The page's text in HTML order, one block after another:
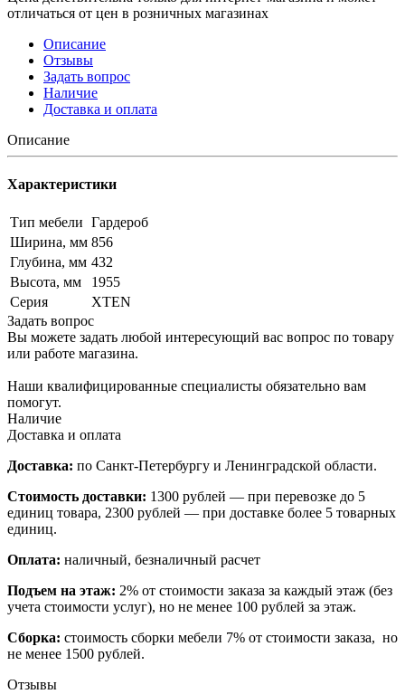
отличаться от цен в розничных магазинах
Описание
Отзывы
Задать вопрос
Наличие
Доставка и оплата
Описание
Характеристики
Тип мебели Гардероб
Ширина, мм 856
Глубина, мм 432
Высота, мм
1955
Серия
XTEN
Задать вопрос
Вы можете задать любой интересующий вас вопрос по товару
или работе магазина.
Наши квалифицированные специалисты обязательно вам
помогут.
Наличие
Доставка и оплата
Доставка: по Санкт-Петербургу и Ленинградской области.
Стоимость доставки: 1300 рублей — при перевозке до 5
единиц товара, 2300 рублей — при доставке более 5 товарных
единиц.
Оплата: наличный, безналичный расчет
Подъем на этаж: 2% от стоимости заказа за каждый этаж (без
учета стоимости услуг), но не менее 100 рублей за этаж.
Сборка: стоимость сборки мебели 7% от стоимости заказа, но
не менее 1500 рублей.
Отзывы